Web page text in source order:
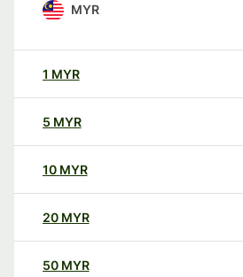
MYR
1 MYR
5 MYR
10 MYR
20 MYR
50 MYR